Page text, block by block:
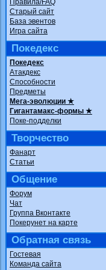
Правила/FAQ
Старый сайт
База эвентов
Игра сайта
Покедекс
Покедекс
Атакдекс
Способности
Предметы
Мега-эволюции ★
Гигантамакс-формы ★
Поке-подделки
Творчество
Фанарт
Статьи
Общение
Форум
Чат
Группа Вконтакте
Покерунет на карте
Обратная связь
Гостевая
Команда сайта